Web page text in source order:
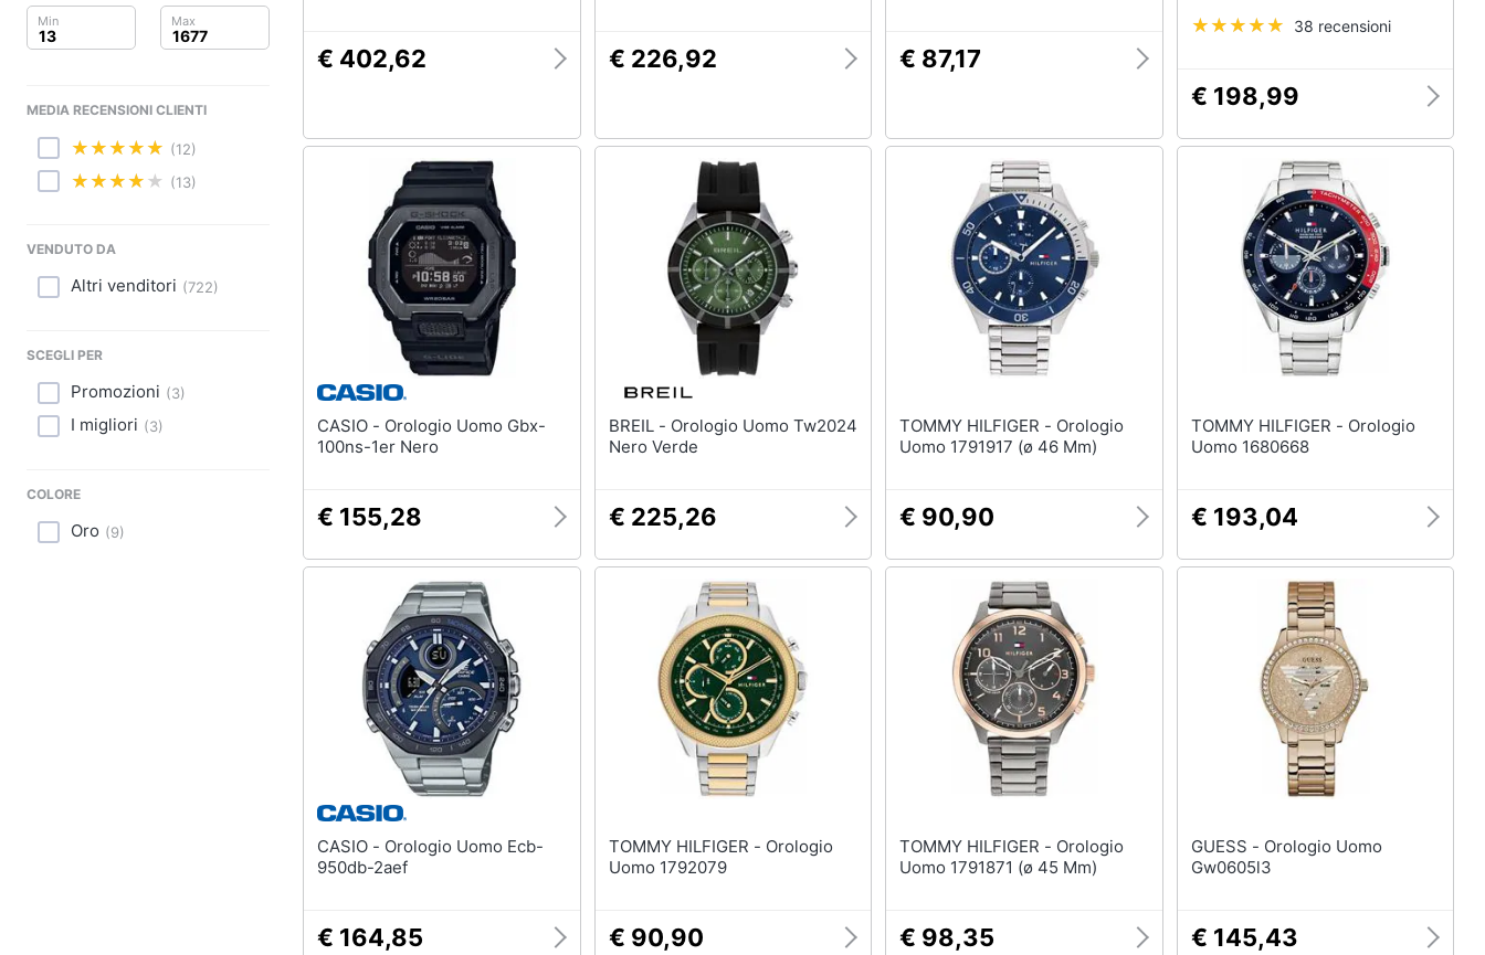
Casalinghi
Sport
Libri, cd e dvd
Promozioni
MEDIA RECENSIONI CLIENTI
(12)
(13)
VENDUTO DA
Altri venditori (722)
SCEGLI PER
Promozioni (3)
I migliori (3)
COLORE
Oro (9)
€ 402,62 € 226,92 € 87,17
38 recensioni
€ 198,99
CASIO - Orologio Uomo Gbx-
100ns-1er Nero
€ 155,28
BREIL - Orologio Uomo Tw2024
Nero Verde
€ 225,26
TOMMY HILFIGER - Orologio
Uomo 1791917 (ø 46 Mm)
€ 90,90
TOMMY HILFIGER - Orologio
Uomo 1680668
€ 193,04
CASIO - Orologio Uomo Ecb-
950db-2aef
€ 164,85
TOMMY HILFIGER - Orologio
Uomo 1792079
€ 90,90
TOMMY HILFIGER - Orologio
Uomo 1791871 (ø 45 Mm)
€ 98,35
GUESS - Orologio Uomo
Gw0605l3
€ 145,43